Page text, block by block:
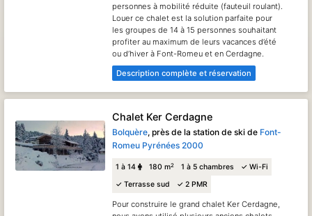
personnes à mobilité réduite (fauteuil roulant).
Louer ce chalet est la solution parfaite pour
les groupes de 14 à 15 personnes souhaitant
profiter au maximum de leurs vacances d’été
ou d’hiver à Font-Romeu et en Cerdagne.
Description complète et réservation
Chalet Ker Cerdagne
Bolquère, près de la station de ski de Font-
Romeu Pyrénées 2000
1 à 14 180 m2 1 à 5 chambres
✓ Wi-Fi
✓ Terrasse sud
✓ 2 PMR
Pour construire le grand chalet Ker Cerdagne,